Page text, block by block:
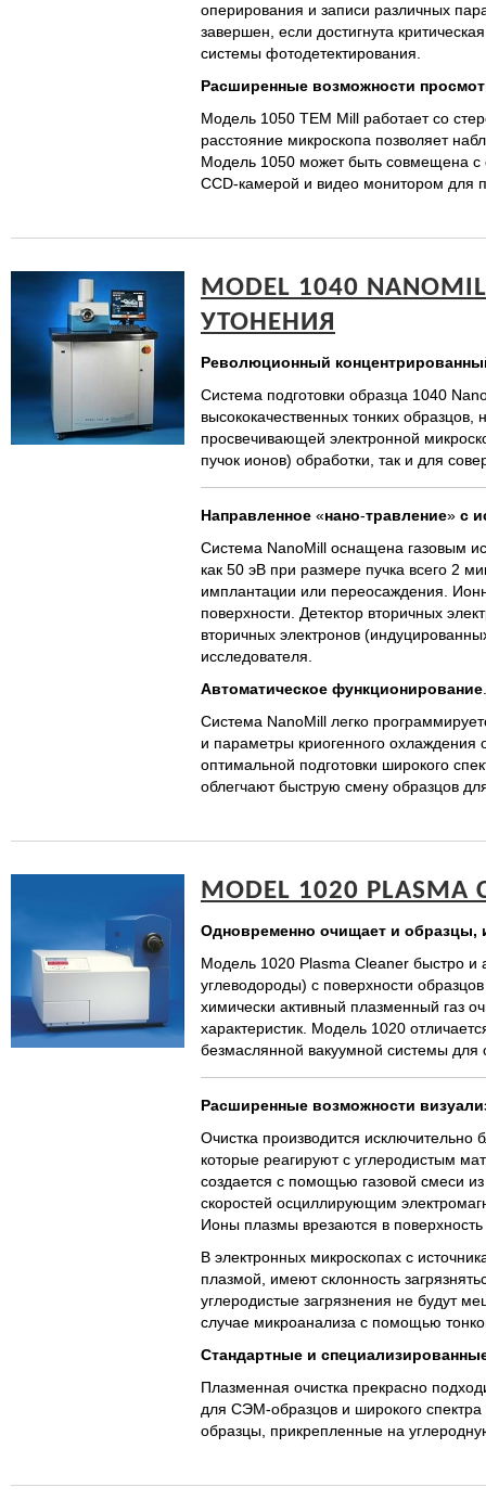
оперирования и записи различных
завершен, если достигнута
системы фотодетектирования.
Расширенные возможности
Модель 1050 ТЕМ Mill работает со
расстояние микроскопа позволяет
Модель 1050 может быть совмещена с
CCD-камерой и видео монитором для
MODEL 1040
УТОНЕНИЯ
Революционный
Система подготовки образца 1040
высококачественных тонких
просвечивающей электронной
пучок ионов) обработки, так и для
Направленное «нано-травление» с
Система NanoMill оснащена газовым
как 50 эВ при размере пучка всего 2
имплантации или переосаждения.
поверхности. Детектор вторичных
вторичных электронов
исследователя.
Автоматическое функционирование
Система NanoMill легко
и параметры криогенного охлаждения
оптимальной подготовки широкого
облегчают быструю смену образцов
MODEL 1020
Одновременно очищает и образцы,
Модель 1020 Plasma Cleaner быстро и
углеводороды) с поверхности
химически активный плазменный газ
характеристик. Модель 1020
безмаслянной вакуумной системы для
Расширенные возможности
Очистка производится
которые реагируют с углеродистым
создается с помощью газовой смеси
скоростей осциллирующим
Ионы плазмы врезаются в
В электронных микроскопах с
плазмой, имеют склонность
углеродистые загрязнения не будут
случае микроанализа с помощью
Стандартные и
Плазменная очистка прекрасно
для СЭМ-образцов и широкого
образцы, прикрепленные на